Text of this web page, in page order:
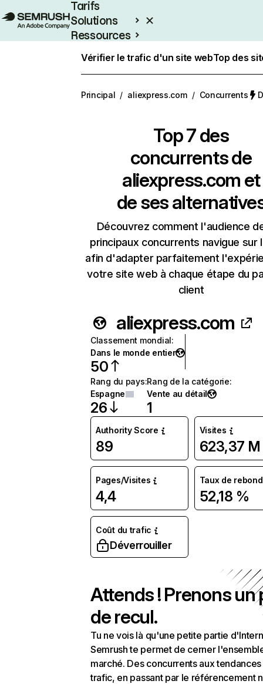
Tarifs
Solutions
Ressources
Vérifier le trafic d'un site webTop des
Principal / aliexpress.com / Concurrents
Top 7 des
concurrents de
aliexpress.com et
de ses
Découvrez comment l'audience
principaux concurrents navigue sur
afin d'adapter parfaitement
votre site web à chaque étape du
client
aliexpress.com
Classement mondial:
Dans le monde entier
50
Rang du pays:
Espagne
26
Rang de la catégorie:
Vente au détail
1
Authority Score
89
Visites
623,37 M
Pages/Visites
4,4
Taux de rebond
52,18 %
Coût du trafic
Déverrouiller
Attends ! Prenons un
de recul.
Tu ne vois là qu'une petite partie
Semrush te permet de cerner
marché. Des concurrents aux
trafic, en passant par le référencement